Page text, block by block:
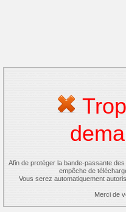
Afin de protéger la bande-passante
empêche de
Vous serez automatiquement
Merci de